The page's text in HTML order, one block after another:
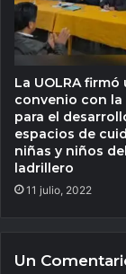
La UOLRA firmó
convenio con la
para el
espacios de
niñas y niños
ladrillero
11 julio, 2022
Un